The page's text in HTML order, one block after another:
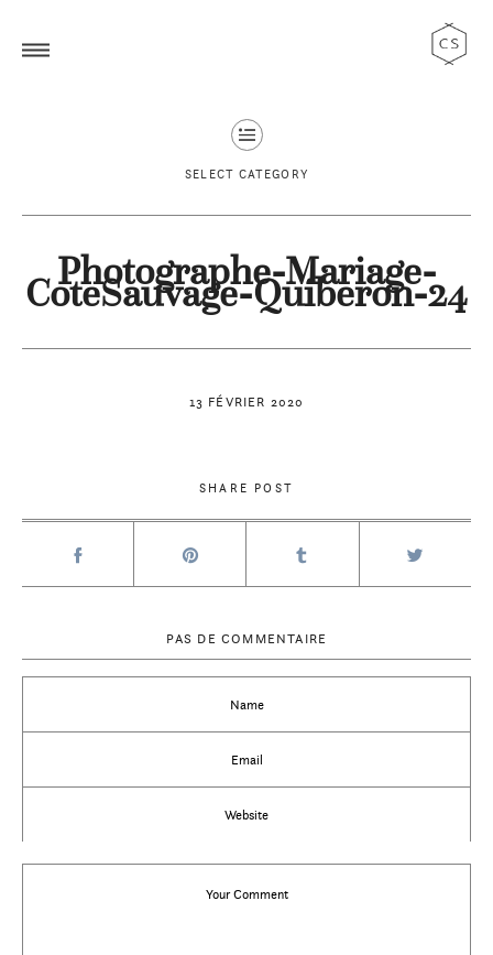
SELECT CATEGORY
13 FÉVRIER 2020
Photographe-Mariage-
CoteSauvage-Quiberon-24
SHARE POST
PAS DE COMMENTAIRE